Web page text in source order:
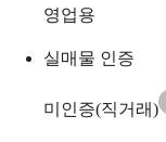
영업용
실매물 인증
미인증(직거래)